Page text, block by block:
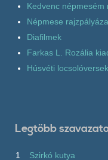
Kedvenc népmesém
Népmese
Diafilmek
Farkas L. Rozália
Húsvéti locsolóversek
Legtöbb
1
Szirkó kutya